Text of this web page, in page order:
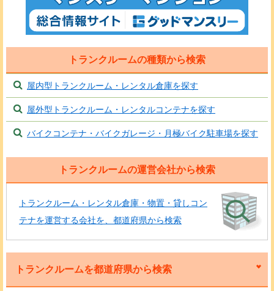
トランクルームの種類から検索
屋内型トランクルーム・レンタル倉庫を探す
屋外型トランクルーム・レンタルコンテナを探す
バイクコンテナ・バイクガレージ・月極バイク駐車場を探す
トランクルームの運営会社から検索
トランクルーム・レンタル倉庫・物置・貸しコン
テナを運営する会社を、都道府県から検索
トランクルームを都道府県から検索